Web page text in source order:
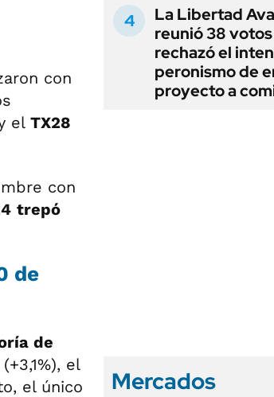
con
el TX28
con
trepó
de
de
(+3,1%), el
el único
La Libertad
reunió 38
rechazó el
peronismo de
proyecto a
Mercados